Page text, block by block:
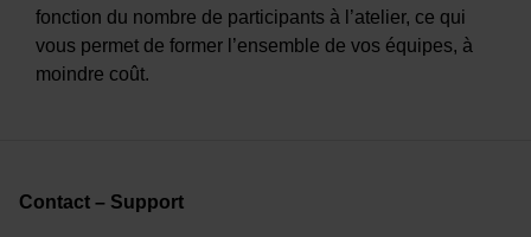
fonction du nombre de participants à l’atelier, ce qui
vous permet de former l’ensemble de vos équipes, à
moindre coût.
Contact – Support